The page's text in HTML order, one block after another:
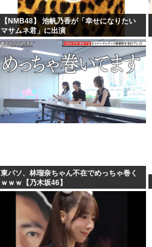
【NMB48】 池帆乃香が「幸せになりたい
マサムネ君」に出演
東パソ、林瑠奈ちゃん不在でめっちゃ巻く
ｗｗｗ【乃木坂46】